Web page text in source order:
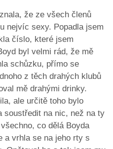
že ze všech členů
nejvíc sexy. Popadla jsem
číslo, které jsem
byl velmi rád, že mě
schůzku, přímo se
z těch drahých klubů
mě drahými drinky.
ale určitě toho bylo
soustředit na nic, než na ty
co dělá Boyda
a vrhla se na jeho rty s